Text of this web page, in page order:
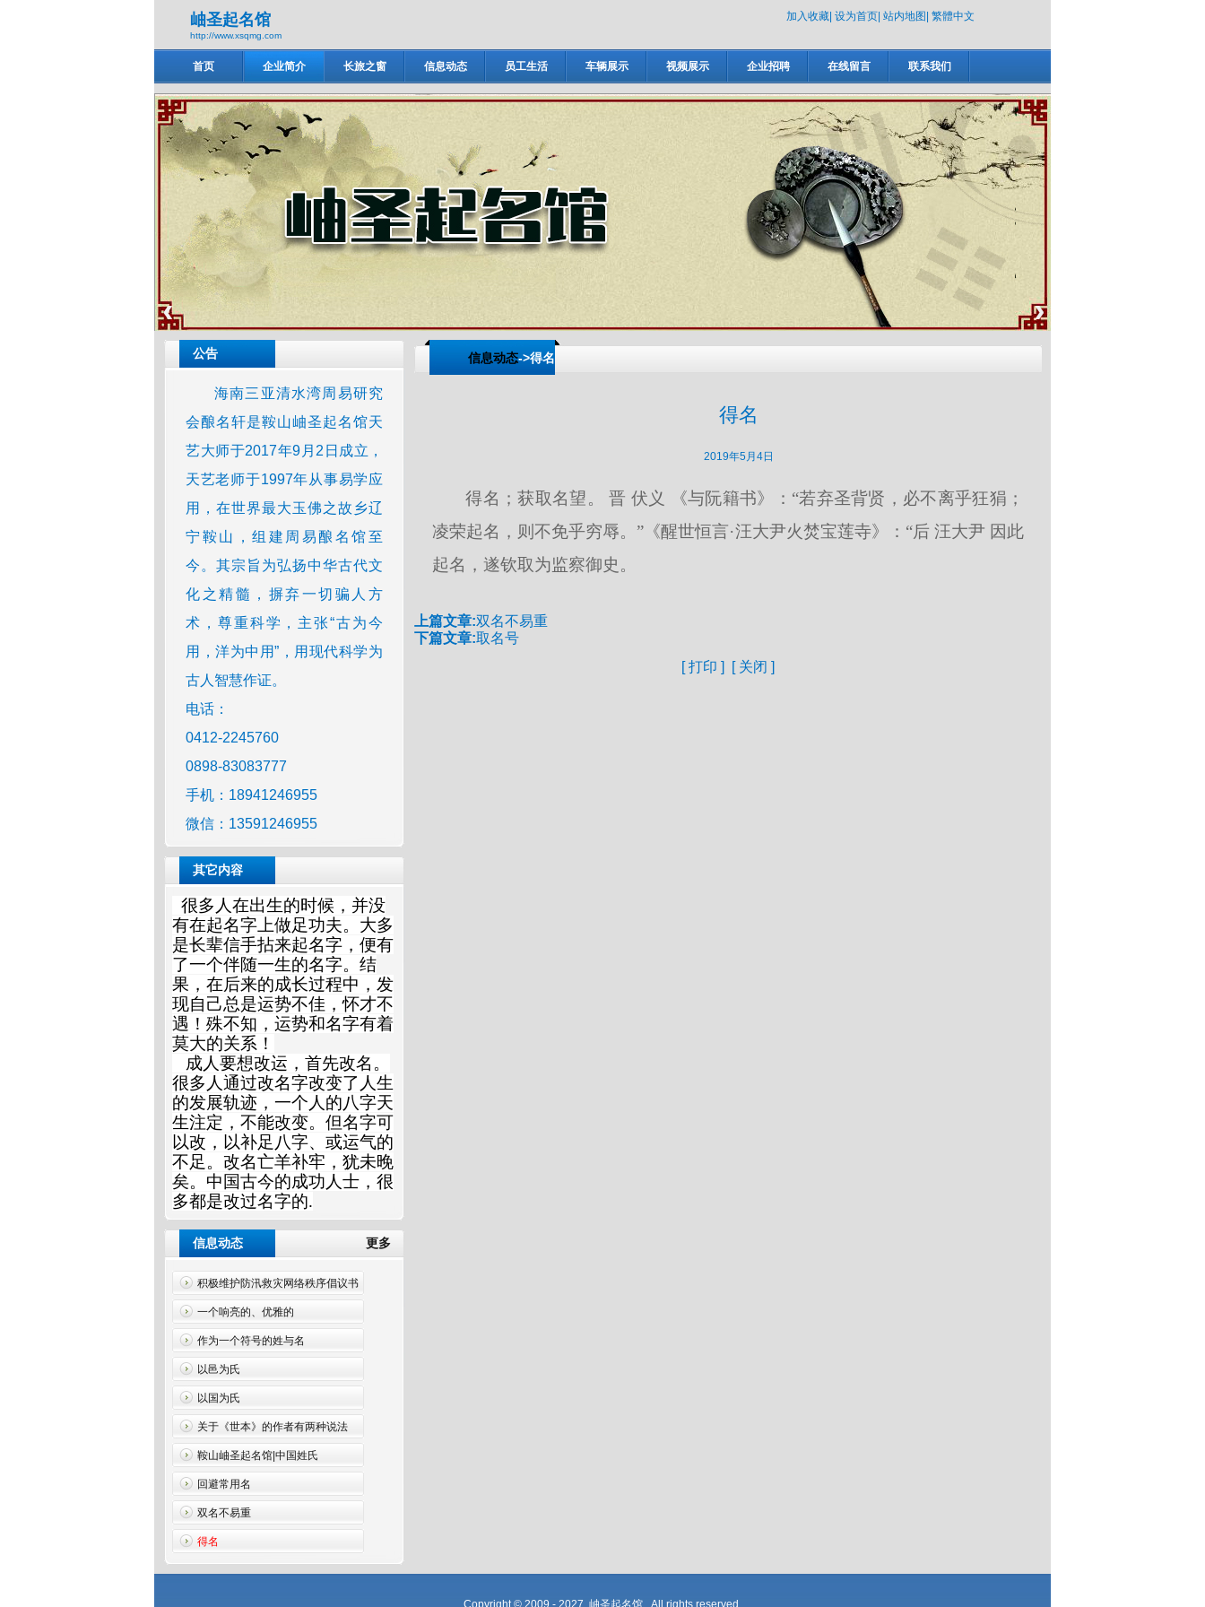
岫圣起名馆
http://www.xsqmg.com
加入收藏 设为首页 站内地图 繁體中文
首页 企业简介 长旅之窗 信息动态 员工生活 车辆展示 视频展示 企业招聘 在线留言 联系我们
岫圣起名馆
‹ ›
公告
海南三亚清水湾周易研究
会酿名轩是鞍山岫圣起名馆天
艺大师于2017年9月2日成立，
天艺老师于1997年从事易学应
用，在世界最大玉佛之故乡辽
宁鞍山，组建周易酿名馆至
今。其宗旨为弘扬中华古代文
化之精髓，摒弃一切骗人方
术，尊重科学，主张“古为今
用，洋为中用”，用现代科学为
古人智慧作证。
电话：
0412-2245760
0898-83083777
手机：18941246955
微信：13591246955
其它内容
很多人在出生的时候，并没
有在起名字上做足功夫。大多
是长辈信手拈来起名字，便有
了一个伴随一生的名字。结
果，在后来的成长过程中，发
现自己总是运势不佳，怀才不
遇！殊不知，运势和名字有着
莫大的关系！
成人要想改运，首先改名。
很多人通过改名字改变了人生
的发展轨迹，一个人的八字天
生注定，不能改变。但名字可
以改，以补足八字、或运气的
不足。改名亡羊补牢，犹未晚
矣。中国古今的成功人士，很
多都是改过名字的.
更多
信息动态
积极维护防汛救灾网络秩序倡议书
一个响亮的、优雅的
作为一个符号的姓与名
以邑为氏
以国为氏
关于《世本》的作者有两种说法
鞍山岫圣起名馆|中国姓氏
回避常用名
双名不易重
得名
信息动态->得名
得名
2019年5月4日
得名；获取名望。 晋 伏义 《与阮籍书》：“若弃圣背贤，必不离乎狂狷；
凌荣起名，则不免乎穷辱。”《醒世恒言·汪大尹火焚宝莲寺》：“后 汪大尹 因此
起名，遂钦取为监察御史。
上篇文章:双名不易重
下篇文章:取名号
[打印 ] [ 关闭 ]
Copyright © 2009 - 2027 岫圣起名馆 All rights reserved.